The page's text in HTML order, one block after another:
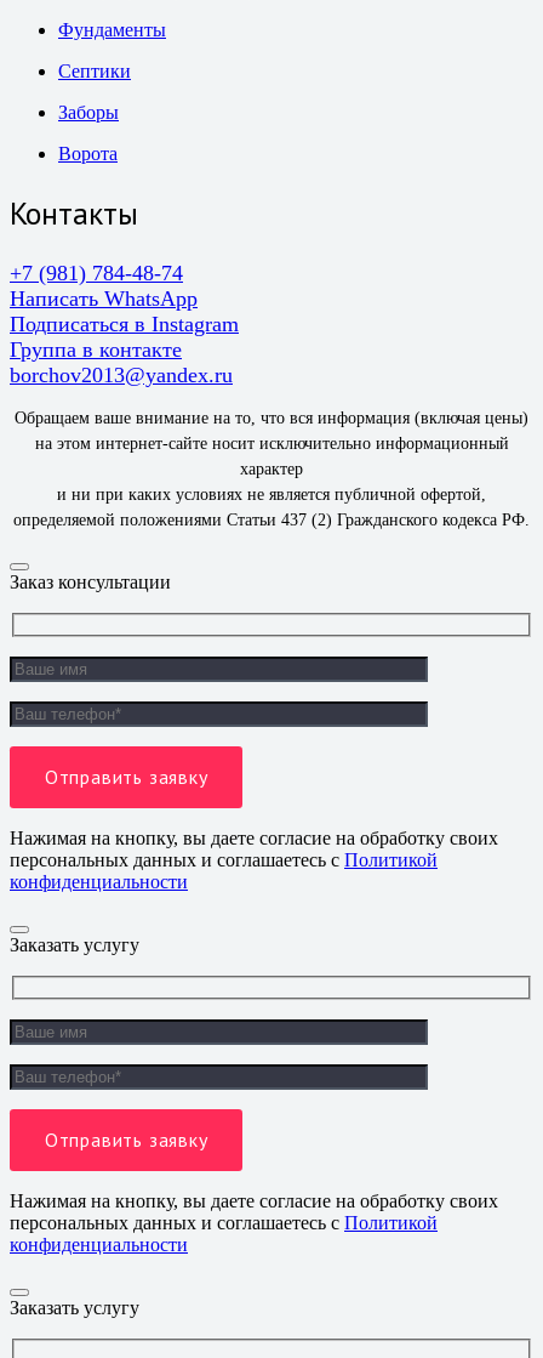
Фундаменты
Септики
Заборы
Ворота
Контакты
+7 (981) 784-48-74
Написать WhatsApp
Подписаться в Instagram
Группа в контакте
borchov2013@yandex.ru
Обращаем ваше внимание на то, что вся информация (включая цены)
на этом интернет-сайте носит исключительно информационный
характер
и ни при каких условиях не является публичной офертой,
определяемой положениями Статьи 437 (2) Гражданского кодекса РФ.
Заказ консультации
Нажимая на кнопку, вы даете согласие на обработку своих
персональных данных и соглашаетесь с Политикой
конфиденциальности
Заказать услугу
Нажимая на кнопку, вы даете согласие на обработку своих
персональных данных и соглашаетесь с Политикой
конфиденциальности
Заказать услугу